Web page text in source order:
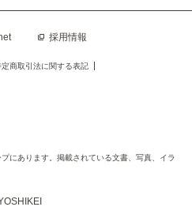
採用情報
定商取引法に関する表記
にあります。掲載されている文書、写真、イラ